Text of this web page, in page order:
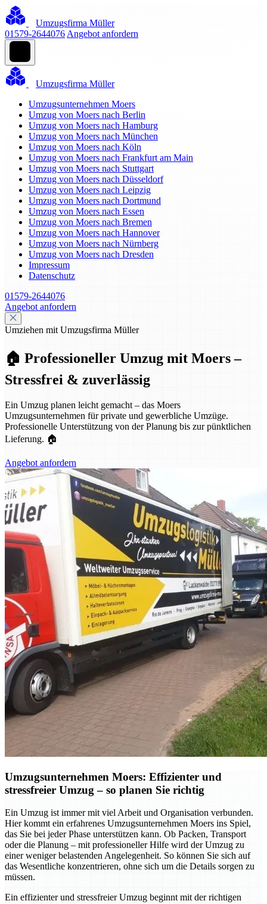
Umzugsfirma Müller
01579-2644076 Angebot anfordern
Umzugsfirma Müller
Umzugsunternehmen Moers
Umzug von Moers nach Berlin
Umzug von Moers nach Hamburg
Umzug von Moers nach München
Umzug von Moers nach Köln
Umzug von Moers nach Frankfurt am Main
Umzug von Moers nach Stuttgart
Umzug von Moers nach Düsseldorf
Umzug von Moers nach Leipzig
Umzug von Moers nach Dortmund
Umzug von Moers nach Essen
Umzug von Moers nach Bremen
Umzug von Moers nach Hannover
Umzug von Moers nach Nürnberg
Umzug von Moers nach Dresden
Impressum
Datenschutz
01579-2644076
Angebot anfordern
Umziehen mit Umzugsfirma Müller
🏠 Professioneller Umzug mit Moers –
Stressfrei & zuverlässig
Ein Umzug planen leicht gemacht – das Moers
Umzugsunternehmen für private und gewerbliche Umzüge.
Professionelle Unterstützung von der Planung bis zur pünktlichen
Lieferung. 🏠
Angebot anfordern
Umzugsunternehmen Moers: Effizienter und
stressfreier Umzug – so planen Sie richtig
Ein Umzug ist immer mit viel Arbeit und Organisation verbunden.
Hier kommt ein erfahrenes Umzugsunternehmen Moers ins Spiel,
das Sie bei jeder Phase unterstützen kann. Ob Packen, Transport
oder die Planung – mit professioneller Hilfe wird der Umzug zu
einer weniger belastenden Angelegenheit. So können Sie sich auf
das Wesentliche konzentrieren, ohne sich um die Details sorgen zu
müssen.
Ein effizienter und stressfreier Umzug beginnt mit der richtigen